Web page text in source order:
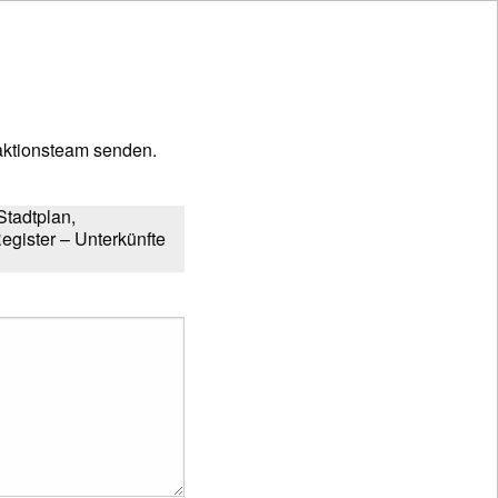
senden.
– Unterkünfte